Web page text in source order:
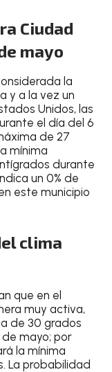
Ciudad
mayo
la
y a la vez un
Unidos, las
eldía del 6
de 27
mínima
durante
un0% de
este municipio
clima
que en el
muy activa,
de 30 grados
de mayo; por
la mínima
. Laprobabilidad